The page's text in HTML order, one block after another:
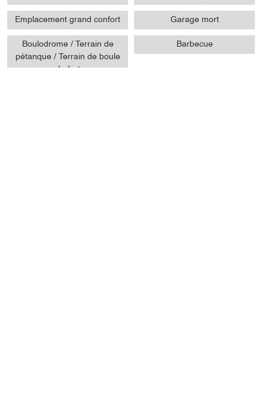
Emplacement grand confort Garage mort
Boulodrome / Terrain de
pétanque / Terrain de boule
de fort
Barbecue